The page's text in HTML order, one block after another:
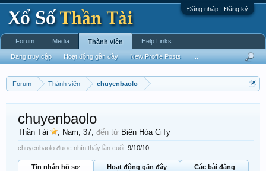
Đăng nhập | Đăng ký
Forum Thành viên chuyenbaolo
chuyenbaolo
Thần Tài , Nam, 37, đến từ Biên Hòa CiTy
chuyenbaolo được nhìn thấy lần cuối: 9/10/10
Tin nhắn hồ sơ Hoạt động gần đây
Các bài đăng
Forum Media Thành viên
Đang truy cập Hoạt động gần đây New Profile Posts
Help Links